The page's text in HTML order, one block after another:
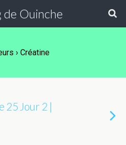
de Ouinche
› Créatine
25 Jour 2 |